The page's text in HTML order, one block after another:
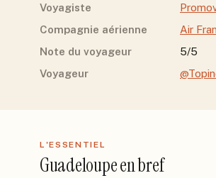
Voyagiste
Compagnie aérienne
Air
Note du voyageur
5/5
Voyageur
L'ESSENTIEL
Guadeloupeen bref